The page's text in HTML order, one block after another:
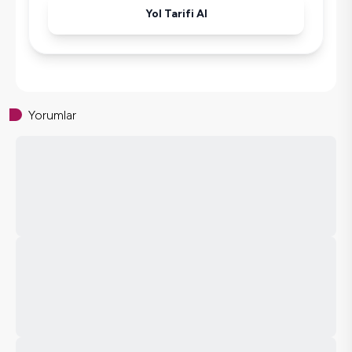
Yol Tarifi Al
Yorumlar